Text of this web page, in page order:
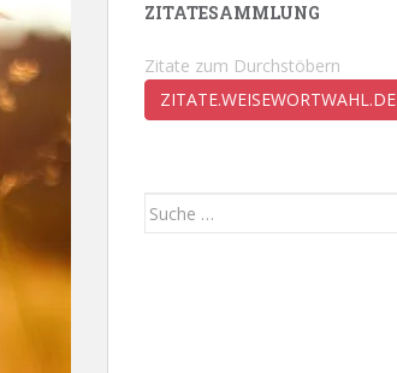
ZITATESAMMLUNG
Zitate zum Durchstöbern
ZITATE.WEISEWORTWAHL.DE
Suche